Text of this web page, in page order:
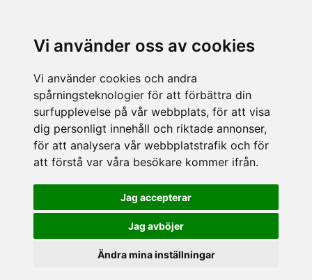
Vi använder oss av cookies
Vi använder cookies och andra
spårningsteknologier för att förbättra din
surfupplevelse på vår webbplats, för att visa
dig personligt innehåll och riktade annonser,
för att analysera vår webbplatstrafik och för
att förstå var våra besökare kommer ifrån.
Jag accepterar
Jag avböjer
Ändra mina inställningar